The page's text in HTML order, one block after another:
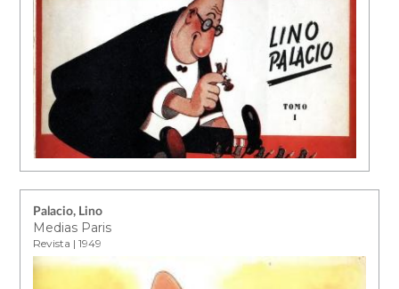
Palacio, Lino
Medias Paris
Revista | 1949